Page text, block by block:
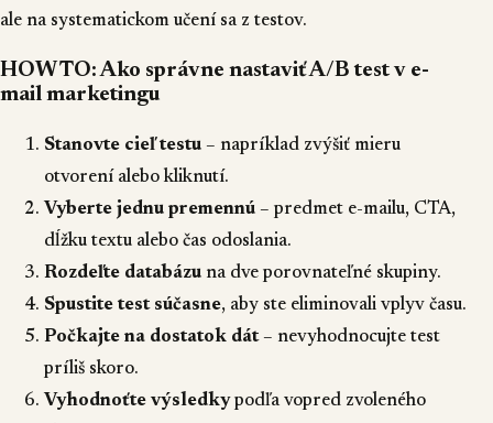
ale na systematickom učení sa z testov.
HOW TO: Ako správne nastaviť A/B test v e-
mail marketingu
Stanovte cieľ testu – napríklad zvýšiť mieru
otvorení alebo kliknutí.
Vyberte jednu premennú – predmet e-mailu, CTA,
dĺžku textu alebo čas odoslania.
Rozdeľte databázu na dve porovnateľné skupiny.
Spustite test súčasne, aby ste eliminovali vplyv času.
Počkajte na dostatok dát– nevyhodnocujte test
príliš skoro.
Vyhodnoťte výsledkypodľa vopred zvoleného